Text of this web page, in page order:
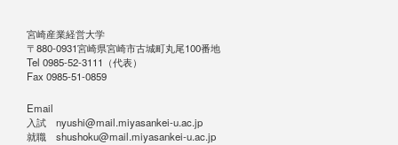
宮崎産業経営大学
〒880-0931宮崎県宮崎市古城町丸尾100番地
Tel 0985-52-3111（代表）
Fax 0985-51-0859
Email
入試 nyushi@mail.miyasankei-u.ac.jp
就職 shushoku@mail.miyasankei-u.ac.jp